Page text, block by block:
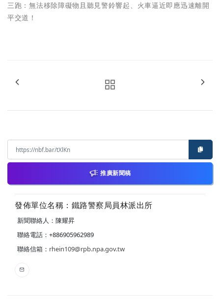
三跑：無法移除障礙物且聽見警鈴響起、火車逼近即應迅速離開
平交道！
推廣新聞稿
發佈單位名稱：鐵路警察局員林派出所
新聞聯絡人：陳耀昇
聯絡電話：+886905962989
聯絡信箱： rhein109@rpb.npa.gov.tw